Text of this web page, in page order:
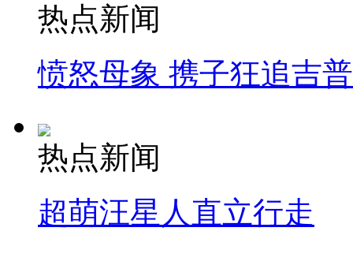
热点新闻
愤怒母象 携子狂追吉
热点新闻
超萌汪星人直立行走